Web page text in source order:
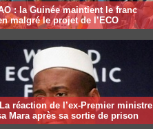
: la Guinée maintient le franc
malgré le projet de l’ECO
réaction de l’ex-Premier ministre
Mara après sa sortie de prison